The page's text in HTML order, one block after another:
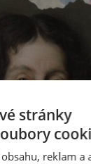
stránky
reklam a